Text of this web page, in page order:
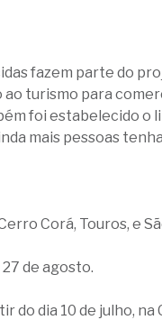
fazem parte do
turismo para
foi estabelecido o
mais pessoas
Corá, Touros, e
de agosto.
do dia 10 de julho,